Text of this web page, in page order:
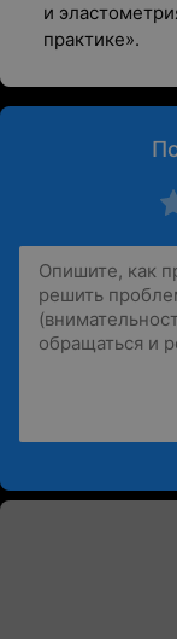
и
практике».